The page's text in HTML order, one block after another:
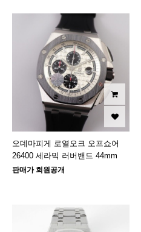
오데마피게 로열오크 오프쇼어
26400 세라믹 러버밴드 44mm
판매가 회원공개